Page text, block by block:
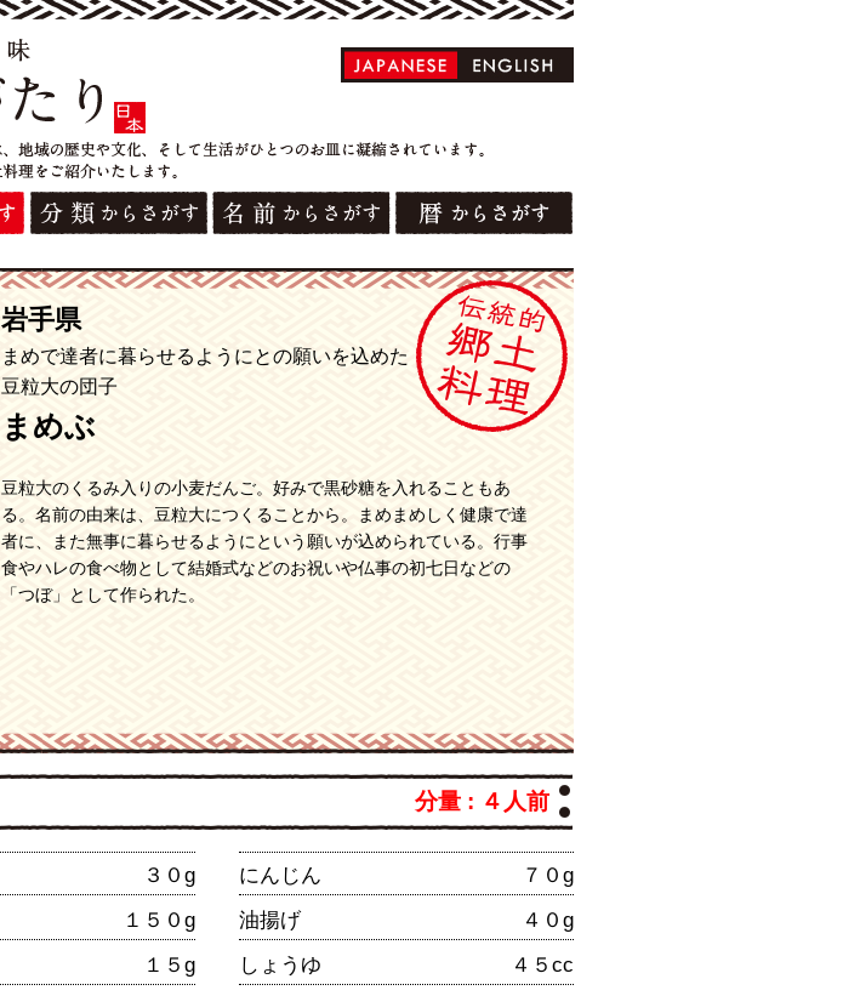
岩手県
まめで達者に暮らせるようにとの願いを込めた
豆粒大の団子
まめぶ
豆粒大のくるみ入りの小麦だんご。好みで黒砂糖を入れることもあ
る。名前の由来は、豆粒大につくることから。まめまめしく健康で達
者に、また無事に暮らせるようにという願いが込められている。行事
食やハレの食べ物として結婚式などのお祝いや仏事の初七日などの
「つぼ」として作られた。
分量 : ４人前
３０g にんじん
７０g
１５０g 油揚げ
４０g
１５g しょうゆ
４５cc